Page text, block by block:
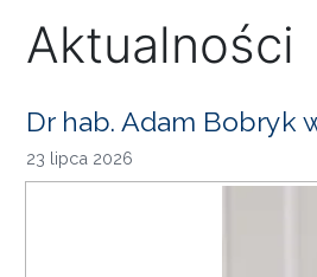
Aktualności
Dr hab. Adam Bobryk
23 lipca 2026